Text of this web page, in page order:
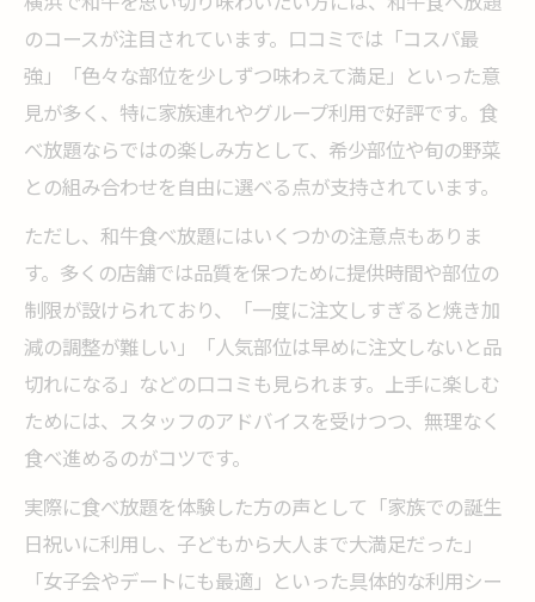
のコースが注目されています。口コミでは「コスパ最
強」「色々な部位を少しずつ味わえて満足」といった意
見が多く、特に家族連れやグループ利用で好評です。食
べ放題ならではの楽しみ方として、希少部位や旬の野菜
との組み合わせを自由に選べる点が支持されています。
ただし、和牛食べ放題にはいくつかの注意点もありま
す。多くの店舗では品質を保つために提供時間や部位の
制限が設けられており、「一度に注文しすぎると焼き加
減の調整が難しい」「人気部位は早めに注文しないと品
切れになる」などの口コミも見られます。上手に楽しむ
ためには、スタッフのアドバイスを受けつつ、無理なく
食べ進めるのがコツです。
実際に食べ放題を体験した方の声として「家族での誕生
日祝いに利用し、子どもから大人まで大満足だった」
「女子会やデートにも最適」といった具体的な利用シー